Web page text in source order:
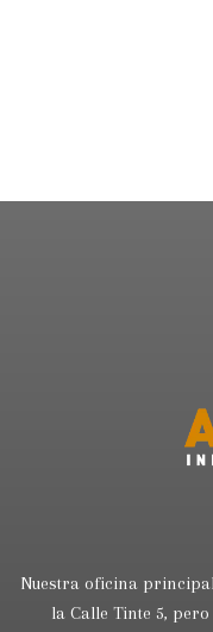
Nuestra oficina
la Calle Tinte 5,